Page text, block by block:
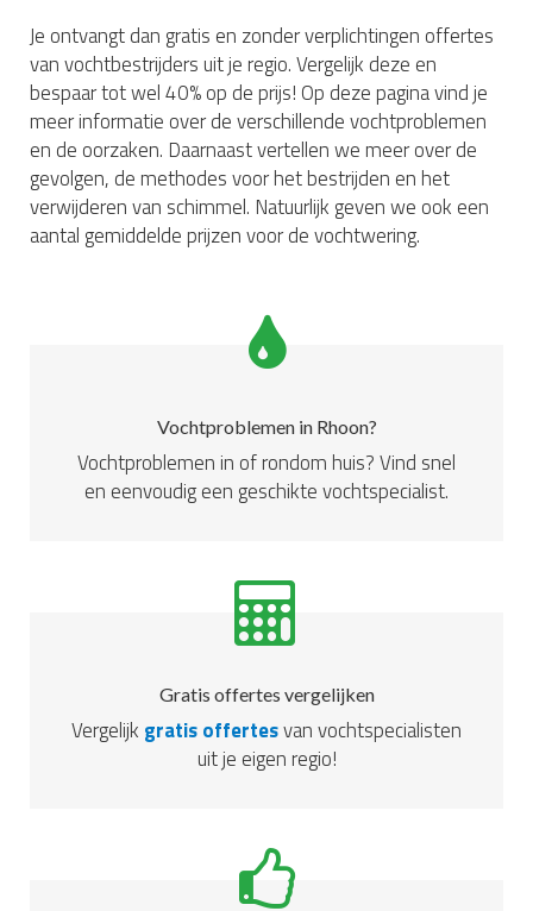
Je ontvangt dan gratis en zonder verplichtingen offertes
van vochtbestrijders uit je regio. Vergelijk deze en
bespaar tot wel 40% op de prijs! Op deze pagina vind je
meer informatie over de verschillende vochtproblemen
en de oorzaken. Daarnaast vertellen we meer over de
gevolgen, de methodes voor het bestrijden en het
verwijderen van schimmel. Natuurlijk geven we ook een
aantal gemiddelde prijzen voor de vochtwering.
Vochtproblemen in Rhoon?
Vochtproblemen in of rondom huis? Vind snel
en eenvoudig een geschikte vochtspecialist.
Gratis offertes vergelijken
Vergelijk gratis offertesvan vochtspecialisten
uit je eigen regio!